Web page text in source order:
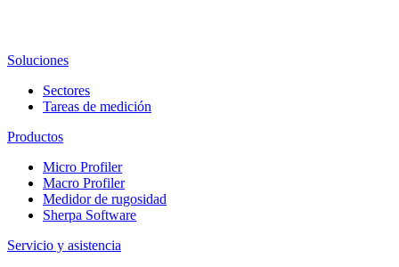
Soluciones
Sectores
Tareas de medición
Productos
Micro Profiler
Macro Profiler
Medidor de rugosidad
Sherpa Software
Servicio y asistencia